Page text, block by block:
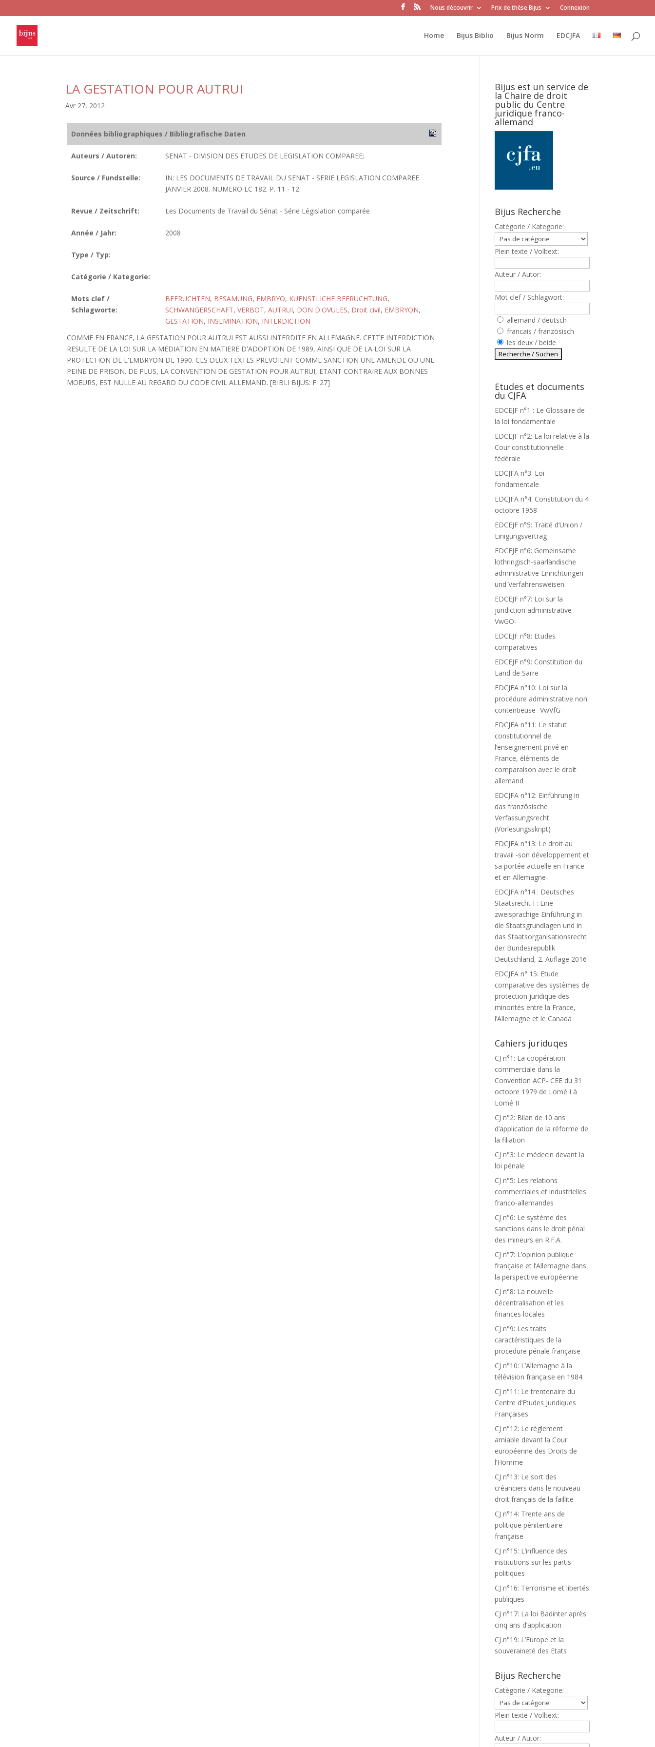
Nous découvrir Prix de thèse Bijus Connexion
Home Bijus Biblio Bijus Norm EDCJFA
LA GESTATION POUR AUTRUI
Avr 27, 2012
Données bibliographiques / Bibliografische Daten
Auteurs / Autoren: SENAT - DIVISION DES ETUDES DE LEGISLATION COMPAREE;
Source / Fundstelle:
IN: LES DOCUMENTS DE TRAVAIL DU SENAT - SERIE LEGISLATION COMPAREE.
JANVIER 2008. NUMERO LC 182. P. 11 - 12.
Revue / Zeitschrift: Les Documents de Travail du Sénat - Série Législation comparée
Année / Jahr: 2008
Type / Typ:
Catégorie / Kategorie:
Mots clef /
Schlagworte:
BEFRUCHTEN, BESAMUNG, EMBRYO, KUENSTLICHE BEFRUCHTUNG,
SCHWANGERSCHAFT, VERBOT, AUTRUI, DON D'OVULES, Droit civil, EMBRYON,
GESTATION, INSEMINATION, INTERDICTION
COMME EN FRANCE, LA GESTATION POUR AUTRUI EST AUSSI INTERDITE EN ALLEMAGNE. CETTE INTERDICTION
RESULTE DE LA LOI SUR LA MEDIATION EN MATIERE D'ADOPTION DE 1989, AINSI QUE DE LA LOI SUR LA
PROTECTION DE L'EMBRYON DE 1990. CES DEUX TEXTES PREVOIENT COMME SANCTION UNE AMENDE OU UNE
PEINE DE PRISON. DE PLUS, LA CONVENTION DE GESTATION POUR AUTRUI, ETANT CONTRAIRE AUX BONNES
MOEURS, EST NULLE AU REGARD DU CODE CIVIL ALLEMAND. [BIBLI BIJUS: F. 27]
Bijus est un service de
la Chaire de droit
public du Centre
juridique franco-
allemand
Bijus Recherche
Catègorie / Kategorie:
Plein texte / Volltext:
Auteur / Autor:
Mot clef / Schlagwort:
allemand / deutsch
francais / französisch
les deux / beide
Etudes et documents
du CJFA
EDCEJF n°1 : Le Glossaire de
la loi fondamentale
EDCEJF n°2: La loi relative à la
Cour constitutionnelle
fédérale
EDCJFA n°3: Loi
fondamentale
EDCJFA n°4: Constitution du 4
octobre 1958
EDCEJF n°5: Traité d’Union /
Einigungsvertrag
EDCEJF n°6: Gemeinsame
lothringisch-saarländische
administrative Einrichtungen
und Verfahrensweisen
EDCEJF n°7: Loi sur la
juridiction administrative -
VwGO-
EDCEJF n°8: Etudes
comparatives
EDCEJF n°9: Constitution du
Land de Sarre
EDCJFA n°10: Loi sur la
procédure administrative non
contentieuse -VwVfG-
EDCJFA n°11: Le statut
constitutionnel de
l’enseignement privé en
France, éléments de
comparaison avec le droit
allemand
EDCJFA n°12: Einführung in
das französische
Verfassungsrecht
(Vorlesungsskript)
EDCJFA n°13: Le droit au
travail -son développement et
sa portée actuelle en France
et en Allemagne-
EDCJFA n°14 : Deutsches
Staatsrecht I : Eine
zweisprachige Einführung in
die Staatsgrundlagen und in
das Staatsorganisationsrecht
der Bundesrepublik
Deutschland, 2. Auflage 2016
EDCJFA n° 15: Etude
comparative des systèmes de
protection juridique des
minorités entre la France,
l’Allemagne et le Canada
Cahiers juriduqes
CJ n°1: La coopération
commerciale dans la
Convention ACP- CEE du 31
octobre 1979 de Lomé I à
Lomé II
CJ n°2: Bilan de 10 ans
d’application de la réforme de
la filiation
CJ n°3: Le médecin devant la
loi pénale
CJ n°5: Les relations
commerciales et industrielles
franco-allemandes
CJ n°6: Le système des
sanctions dans le droit pénal
des mineurs en R.F.A.
CJ n°7: L’opinion publique
française et l’Allemagne dans
la perspective européenne
CJ n°8: La nouvelle
décentralisation et les
finances locales
CJ n°9: Les traits
caractéristiques de la
procedure pénale française
CJ n°10: L’Allemagne à la
télévision française en 1984
CJ n°11: Le trentenaire du
Centre d’Etudes Juridiques
Françaises
CJ n°12: Le règlement
amiable devant la Cour
européenne des Droits de
l’Homme
CJ n°13: Le sort des
créanciers dans le nouveau
droit français de la faillite
CJ n°14: Trente ans de
politique pénitentiaire
française
CJ n°15: L’influence des
institutions sur les partis
politiques
CJ n°16: Terrorisme et libertés
publiques
CJ n°17: La loi Badinter après
cinq ans d’application
CJ n°19: L’Europe et la
souveraineté des Etats
Bijus Recherche
Catègorie / Kategorie:
Plein texte / Volltext:
Auteur / Autor: